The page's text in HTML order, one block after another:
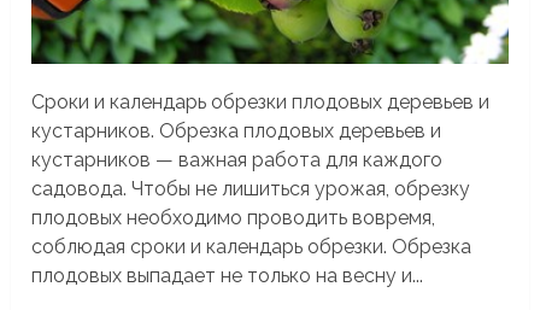
Сроки и календарь обрезки плодовых деревьев и
кустарников. Обрезка плодовых деревьев и
кустарников — важная работа для каждого
садовода. Чтобы не лишиться урожая, обрезку
плодовых необходимо проводить вовремя,
соблюдая сроки и календарь обрезки. Обрезка
плодовых выпадает не только на весну и...